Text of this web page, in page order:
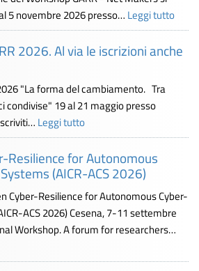
5 novembre 2026 presso… Leggi tutto
2026. Al via le iscrizioni anche
"La forma del cambiamento. Tra
condivise" 19 al 21 maggio presso
Leggi tutto
Resilience for Autonomous
(AICR-ACS 2026)
Cyber-Resilience for Autonomous Cyber-
ACS 2026) Cesena, 7-11 settembre
Workshop. A forum for researchers…